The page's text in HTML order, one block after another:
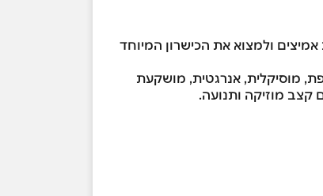
אמיצים ולמצוא את הכישרון המיוחד
מוסיקלית, אנרגטית, מושקעת
מוזיקה ותנועה.